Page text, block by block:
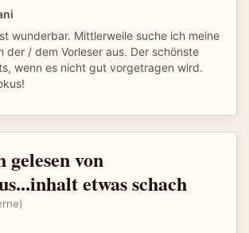
wunderbar. Mittlerweile suche ich meine
der / dem Vorleser aus. Der schönste
wenn es nicht gut vorgetragen wird.
von
etwas schach